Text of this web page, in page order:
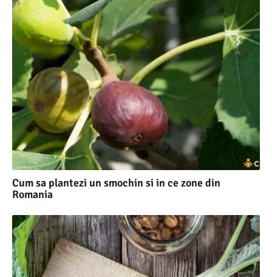
Cum sa plantezi un smochin si in ce zone din
Romania